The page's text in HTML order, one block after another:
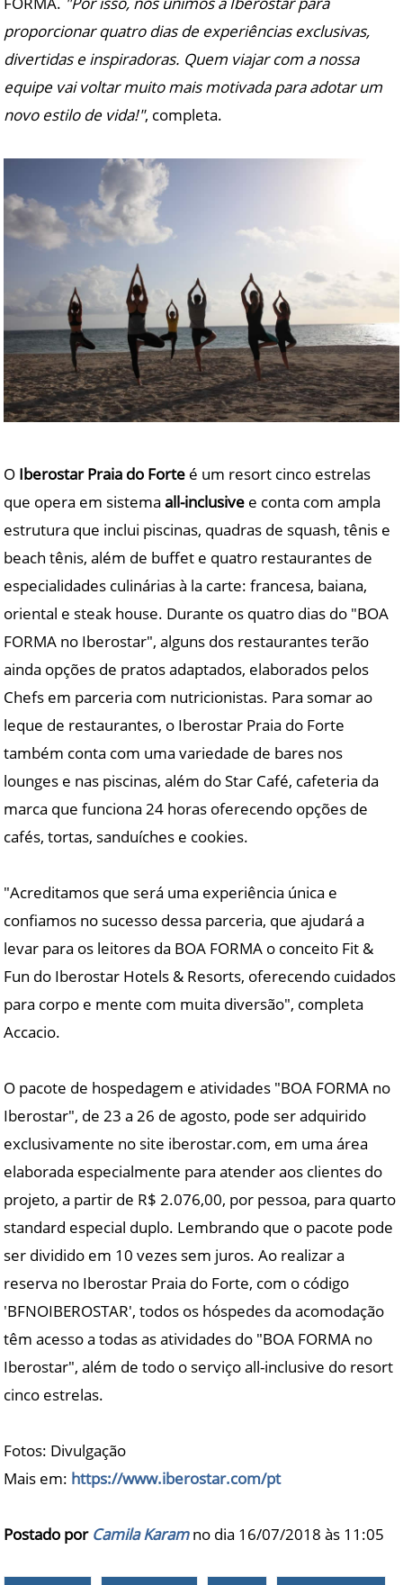
proporcionar quatro dias de experiências exclusivas,
divertidas e inspiradoras. Quem viajar com a nossa
equipe vai voltar muito mais motivada para adotar um
novo estilo de vida!", completa.
O Iberostar Praia do Forte é um resort cinco estrelas
que opera em sistemaall-inclusive e conta com ampla
estrutura que inclui piscinas, quadras de squash, tênis e
beach tênis, além de buffet e quatro restaurantes de
especialidades culinárias à la carte: francesa, baiana,
oriental e steak house. Durante os quatro dias do "BOA
FORMA no Iberostar", alguns dos restaurantes terão
ainda opções de pratos adaptados, elaborados pelos
Chefs em parceria com nutricionistas. Para somar ao
leque de restaurantes, o Iberostar Praia do Forte
também conta com uma variedade de bares nos
lounges e nas piscinas, além do Star Café, cafeteria da
marca que funciona 24 horas oferecendo opções de
cafés, tortas, sanduíches e cookies.
"Acreditamos que será uma experiência única e
confiamos no sucesso dessa parceria, que ajudará a
levar para os leitores da BOA FORMA o conceito Fit &
Fun do Iberostar Hotels & Resorts, oferecendo cuidados
para corpo e mente com muita diversão", completa
Accacio.
O pacote de hospedagem e atividades "BOA FORMA no
Iberostar", de 23 a 26 de agosto, pode ser adquirido
exclusivamente no site iberostar.com, em uma área
elaborada especialmente para atender aos clientes do
projeto, a partir de R$ 2.076,00, por pessoa, para quarto
standard especial duplo. Lembrando que o pacote pode
ser dividido em 10 vezes sem juros. Ao realizar a
reserva no Iberostar Praia do Forte, com o código
'BFNOIBEROSTAR', todos os hóspedes da acomodação
têm acesso a todas as atividades do "BOA FORMA no
Iberostar", além de todo o serviço all-inclusive do resort
cinco estrelas.
Fotos: Divulgação
Mais em: https://www.iberostar.com/pt
Postado por Camila Karamno dia 16/07/2018 às 11:05